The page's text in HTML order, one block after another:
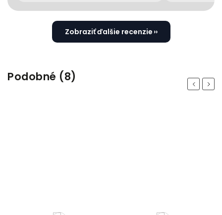
Zobraziť ďalšie recenzie
Podobné (8) Previous
Next